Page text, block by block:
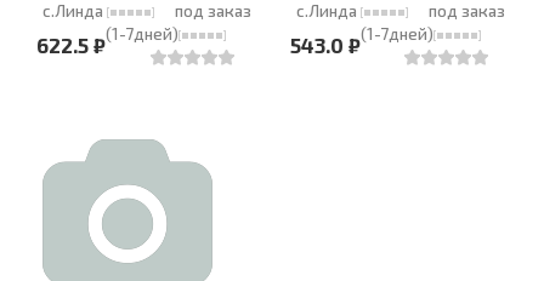
с.Линда
под заказ
(1-7дней)
622.5 ₽
с.Линда
под заказ
(1-7дней)
543.0 ₽